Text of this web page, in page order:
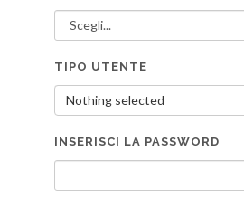
TIPO UTENTE
Nothing selected
INSERISCI LA PASSWORD